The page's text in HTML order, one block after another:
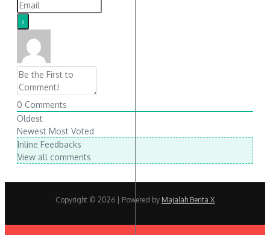
0 Comments
Oldest
Newest Most Voted
Inline Feedbacks
View all comments
Copyright © 2026 | Powered by Majalah Berita X